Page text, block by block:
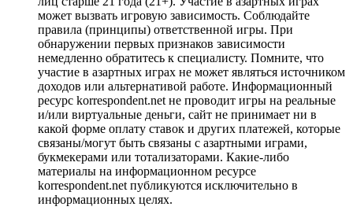
может вызвать игровую зависимость. Соблюдайте
правила (принципы) ответственной игры. При
обнаружении первых признаков зависимости
немедленно обратитесь к специалисту. Помните, что
участие в азартных играх не может являться источником
доходов или альтернативой работе. Информационный
ресурс korrespondent.net не проводит игры на реальные
и/или виртуальные деньги, сайт не принимает ни в
какой форме оплату ставок и других платежей, которые
связаны/могут быть связаны с азартными играми,
букмекерами или тотализаторами. Какие-либо
материалы на информационном ресурсе
korrespondent.net публикуются исключительно в
информационных целях.